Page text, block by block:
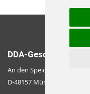
DDA-Geschäftsstelle
An den Speichern 2
D-48157 Münster